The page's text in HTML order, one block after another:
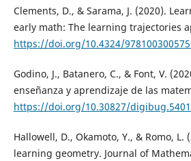
Clements, D., & Sarama, J. (2020).
early math: The learning trajectories
https://doi.org/10.4324/
Godino, J., Batanero, C., & Font, V.
enseñanza y aprendizaje de las
https://doi.org/10.30827/
Hallowell, D., Okamoto, Y., & Romo, L.
learning geometry. Journal of